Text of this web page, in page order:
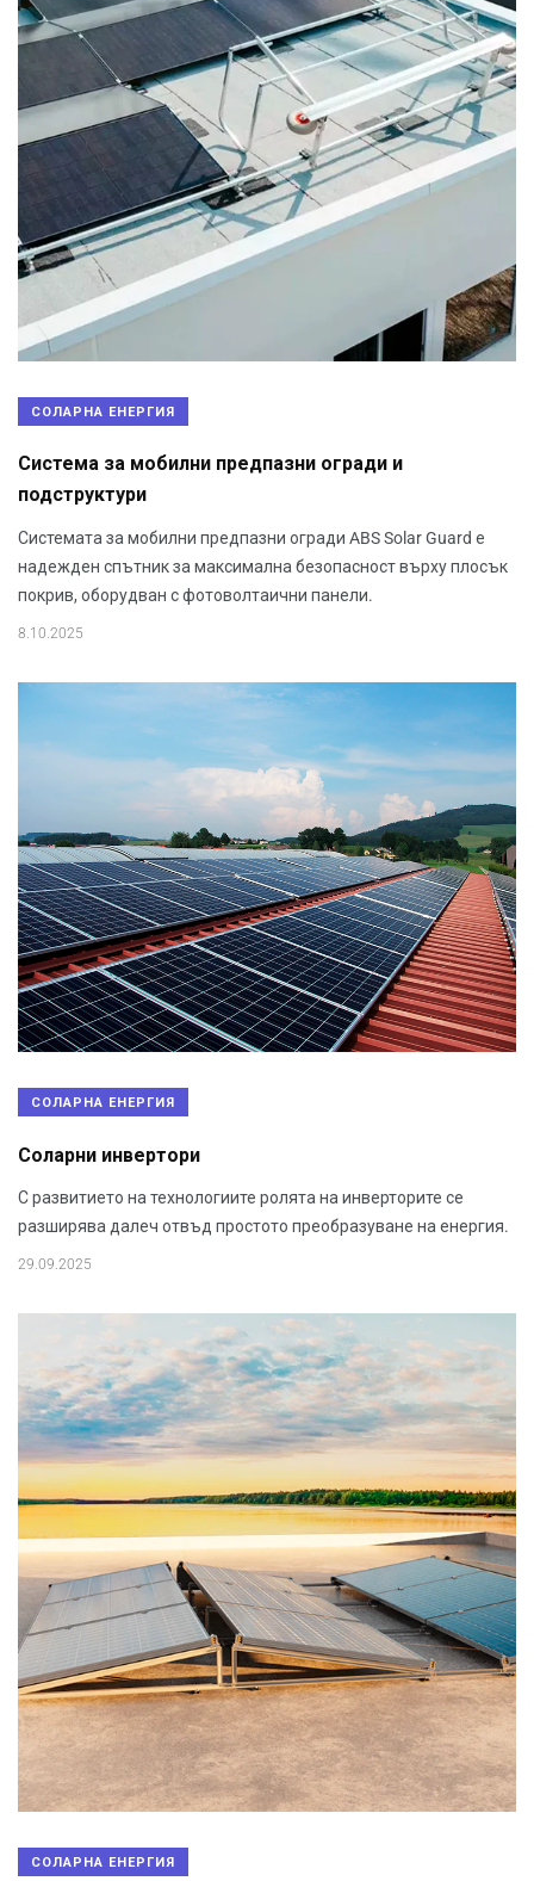
СОЛАРНА ЕНЕРГИЯ
Система за мобилни предпазни огради и
подструктури
Системата за мобилни предпазни огради ABS Solar Guard е
надежден спътник за максимална безопасност върху плосък
покрив, оборудван с фотоволтаични панели.
8.10.2025
СОЛАРНА ЕНЕРГИЯ
Соларни инвертори
С развитието на технологиите ролята на инверторите се
разширява далеч отвъд простото преобразуване на енергия.
29.09.2025
СОЛАРНА ЕНЕРГИЯ